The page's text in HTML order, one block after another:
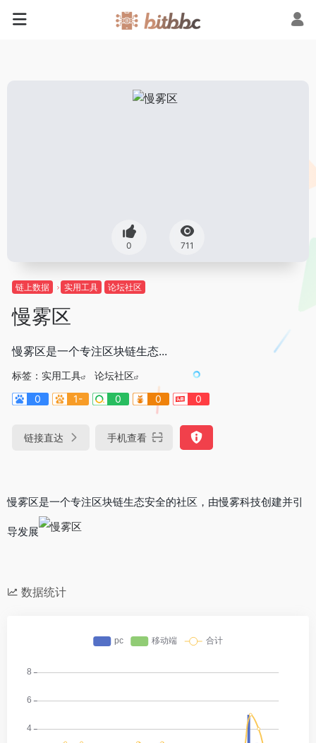
0 711
链上数据 实用工具 论坛社区
慢雾区
慢雾区是一个专注区块链生态...
标签： 实用工具
论坛社区
0
1- 0 0 0
链接直达 手机查看
慢雾区是一个专注区块链生态安全的社区，由慢雾科技创建并引
导发展
数据统计